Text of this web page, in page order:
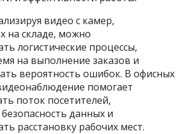
видео с камер,
на складе, можно
логистические процессы,
на выполнение заказов и
вероятность ошибок. В офисных
помогает
поток посетителей,
данных и
расстановку рабочих мест.